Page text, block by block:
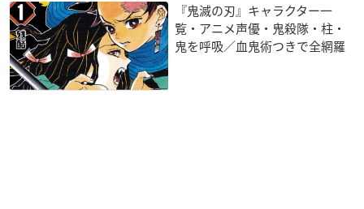
『鬼滅の刃』キャラクター一
覧・アニメ声優・鬼殺隊・柱・
鬼を呼吸／血鬼術つきで全網羅